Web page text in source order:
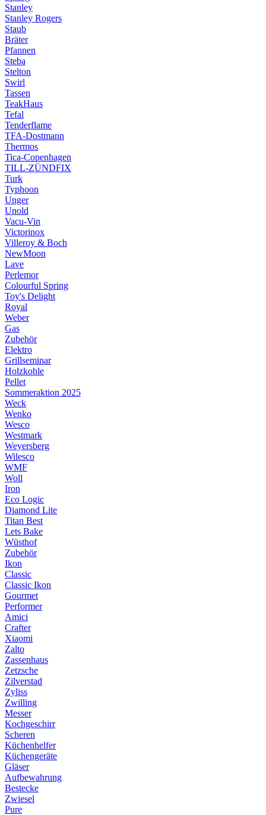
Stanley
Stanley Rogers
Staub
Bräter
Pfannen
Steba
Stelton
Swirl
Tassen
TeakHaus
Tefal
Tenderflame
TFA-Dostmann
Thermos
Tica-Copenhagen
TILL-ZÜNDFIX
Turk
Typhoon
Unger
Unold
Vacu-Vin
Victorinox
Villeroy & Boch
NewMoon
Lave
Perlemor
Colourful Spring
Toy's Delight
Royal
Weber
Gas
Zubehör
Elektro
Grillseminar
Holzkohle
Pellet
Sommeraktion 2025
Weck
Wenko
Wesco
Westmark
Weyersberg
Wilesco
WMF
Woll
Iron
Eco Logic
Diamond Lite
Titan Best
Lets Bake
Wüsthof
Zubehör
Ikon
Classic
Classic Ikon
Gourmet
Performer
Amici
Crafter
Xiaomi
Zalto
Zassenhaus
Zetzsche
Zilverstad
Zyliss
Zwilling
Messer
Kochgeschirr
Scheren
Küchenhelfer
Küchengeräte
Gläser
Aufbewahrung
Bestecke
Zwiesel
Pure